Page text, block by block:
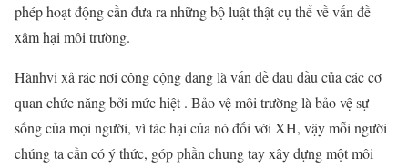
phép hoạt động cần đưa ra những bộ luật thật cụ thể về vấn đề
xâm hại môi trường.
Hànhvi xả rác nơi công cộng đang là vấn đề đau đầu của các cơ
quan chức năng bởi mức hiệt . Bảo vệ môi trường là bảo vệ sự
sống của mọi người, vì tác hại của nó đối với XH, vậy mỗi người
chúng ta cần có ý thức, góp phần chung tay xây dựng một môi